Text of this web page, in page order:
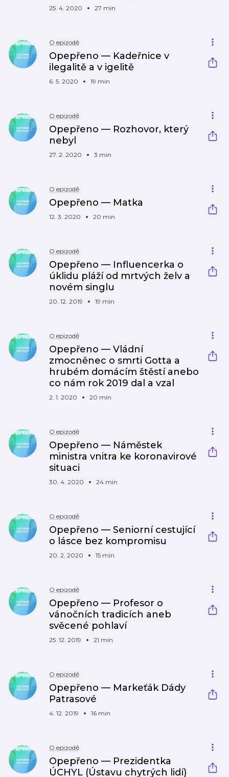
25. 4. 2020 27 min
O epizodě
Opepřeno — Kadeřnice v
ilegalitě a v igelitě
6. 5. 2020 19 min
O epizodě
Opepřeno — Rozhovor, který
nebyl
27. 2. 2020 3 min
O epizodě
Opepřeno — Matka
12. 3. 2020 20 min
O epizodě
Opepřeno — Influencerka o
úklidu pláží od mrtvých želv a
novém singlu
20. 12. 2019 19 min
O epizodě
Opepřeno — Vládní
zmocněnec o smrti Gotta a
hrubém domácím štěstí anebo
co nám rok 2019 dal a vzal
2. 1. 2020 20 min
O epizodě
Opepřeno — Náměstek
ministra vnitra ke koronavirové
situaci
30. 4. 2020 24 min
O epizodě
Opepřeno — Seniorní cestující
o lásce bez kompromisu
20. 2. 2020 15 min
O epizodě
Opepřeno — Profesor o
vánočních tradicích aneb
svěcené pohlaví
25. 12. 2019 21 min
O epizodě
Opepřeno — Markeťák Dády
Patrasové
4. 12. 2019 16 min
O epizodě
Opepřeno — Prezidentka
ÚCHYL (Ústavu chytrých lidí)